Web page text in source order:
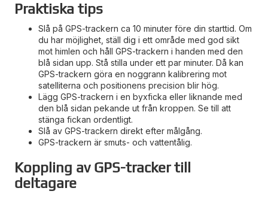
Praktiska tips
Slå på GPS-trackern ca 10 minuter före din starttid. Om
du har möjlighet, ställ dig i ett område med god sikt
mot himlen och håll GPS-trackern i handen med den
blå sidan upp. Stå stilla under ett par minuter. Då kan
GPS-trackern göra en noggrann kalibrering mot
satelliterna och positionens precision blir hög.
Lägg GPS-trackern i en byxficka eller liknande med
den blå sidan pekande ut från kroppen. Se till att
stänga fickan ordentligt.
Slå av GPS-trackern direkt efter målgång.
GPS-trackern är smuts- och vattentålig.
Koppling av GPS-tracker till
deltagare